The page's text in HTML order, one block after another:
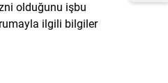
olduğunu işbu
ilgili bilgiler